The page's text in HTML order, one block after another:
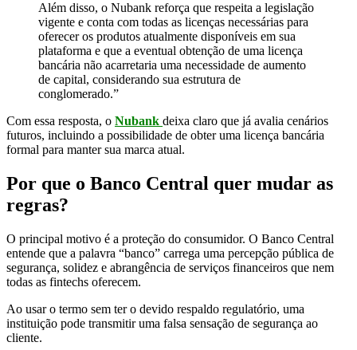
Além disso, o Nubank reforça que respeita a legislação
vigente e conta com todas as licenças necessárias para
oferecer os produtos atualmente disponíveis em sua
plataforma e que a eventual obtenção de uma licença
bancária não acarretaria uma necessidade de aumento
de capital, considerando sua estrutura de
conglomerado.”
Com essa resposta, o Nubank deixa claro que já avalia cenários
futuros, incluindo a possibilidade de obter uma licença bancária
formal para manter sua marca atual.
Por que o Banco Central quer mudar as
regras?
O principal motivo é a proteção do consumidor. O Banco Central
entende que a palavra “banco” carrega uma percepção pública de
segurança, solidez e abrangência de serviços financeiros que nem
todas as fintechs oferecem.
Ao usar o termo sem ter o devido respaldo regulatório, uma
instituição pode transmitir uma falsa sensação de segurança ao
cliente.